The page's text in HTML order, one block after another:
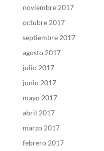
noviembre 2017
octubre 2017
septiembre 2017
agosto 2017
julio 2017
junio 2017
mayo 2017
abril 2017
marzo 2017
febrero 2017